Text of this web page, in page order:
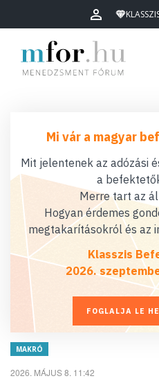
Mi vár a magyar
Mit jelentenek az adózási
a
Merre tart az
Hogyan érdemes
megtakarításokról és az
Klasszis
2026.
FOGLALJA LE
MAKRÓ
2026. MÁJUS 8. 11:42